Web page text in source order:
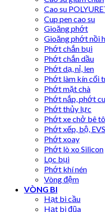
Cao su
Cup pen cao su
Gioăng phớt
Gioăng phớt nồi
Phớt chắn bụi
Phớt chắn dầu
Phớt dạ, nỉ, len
Phớt làm kín cối
Phớt mặt chà
Phớt nắp, phớt
Phớt thủy lực
Phớt xe chở bê
Phớt xếp, bộ, EVS
Phớt xoay
Phớt lò xo Silicon
Lọc bụi
Phớt khí nén
Vòng đệm
VÒNG BI
Hạt bi cầu
Hạt bi đũa